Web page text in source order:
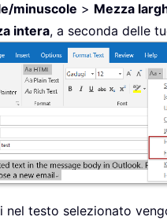
minuscole > Mezza
intera, a seconda delle
nel testo selezionato